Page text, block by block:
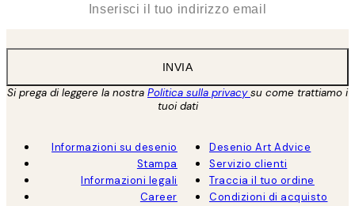
INVIA
Si prega di leggere la nostra Politica sulla privacysu come trattiamo i
tuoi dati
Informazioni su desenio
Stampa
Informazioni legali
Career
Desenio Art Advice
Servizio clienti
Traccia il tuo ordine
Condizioni di acquisto